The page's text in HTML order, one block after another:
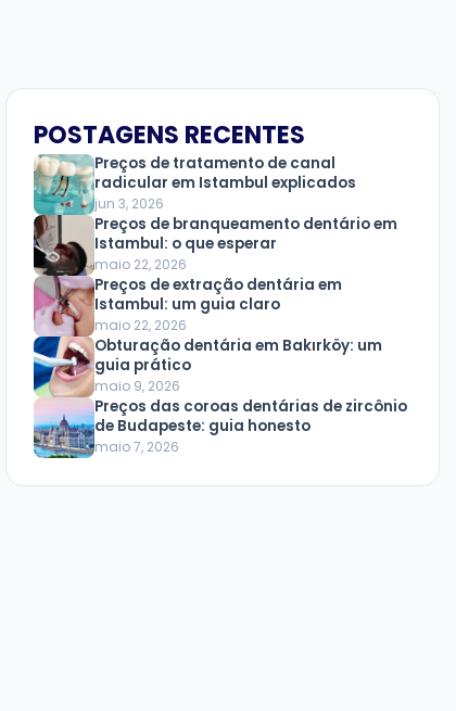
POSTAGENS RECENTES
Preços de tratamento de canal
radicular em Istambul explicados
jun 3, 2026
Preços de branqueamento dentário em
Istambul: o que esperar
maio 22, 2026
Preços de extração dentária em
Istambul: um guia claro
maio 22, 2026
Obturação dentária em Bakırköy: um
guia prático
maio 9, 2026
Preços das coroas dentárias de zircônio
de Budapeste: guia honesto
maio 7, 2026